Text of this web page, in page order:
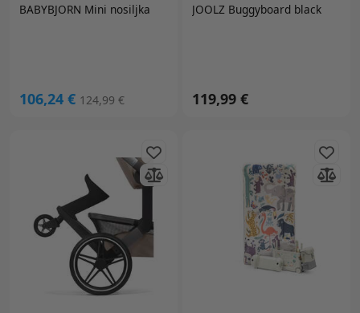
BABYBJORN Mini nosiljka
106,24 € 124,99 €
JOOLZ Buggyboard black
119,99 €